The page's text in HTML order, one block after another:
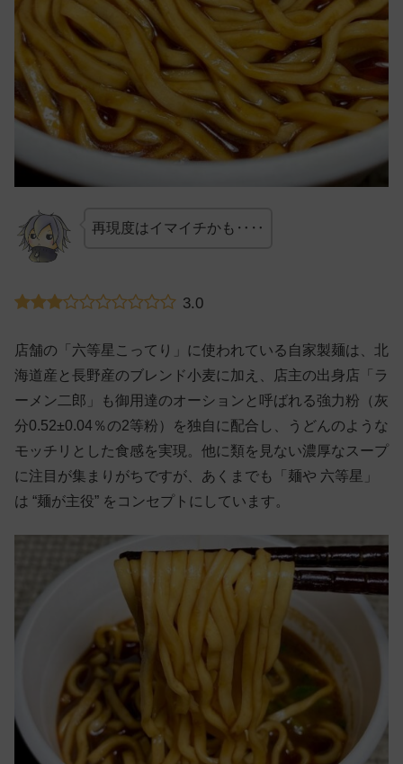
再現度はイマイチかも‥‥
3.0
店舗の「六等星こってり」に使われている自家製麺は、北
海道産と長野産のブレンド小麦に加え、店主の出身店「ラ
ーメン二郎」も御用達のオーションと呼ばれる強力粉（灰
分0.52±0.04％の2等粉）を独自に配合し、うどんのような
モッチリとした食感を実現。他に類を見ない濃厚なスープ
に注目が集まりがちですが、あくまでも「麺や 六等星」
は “麺が主役” をコンセプトにしています。